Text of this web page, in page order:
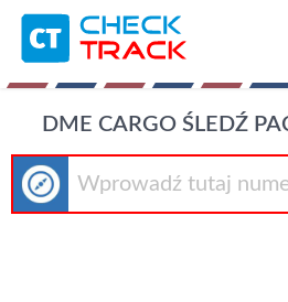
DME CARGO ŚLEDŹ